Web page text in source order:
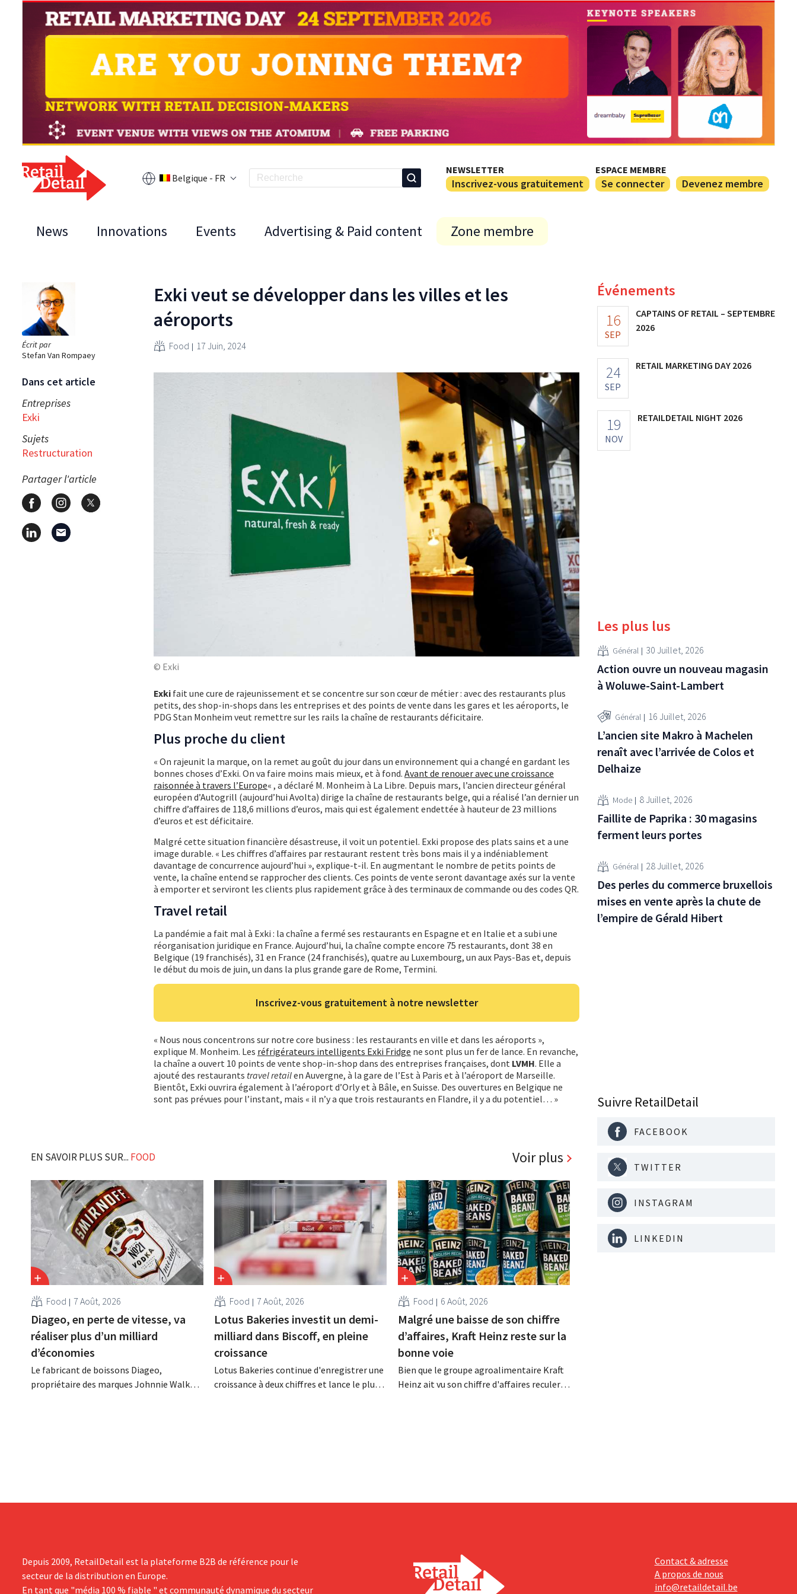
Belgique - FR
NEWSLETTER
Inscrivez-vous gratuitement
ESPACE MEMBRE
Se connecter Devenez membre
News Innovations Events Advertising & Paid content Zone membre
Écrit par
Stefan Van Rompaey
Dans cet article
Entreprises
Exki
Sujets
Restructuration
Partager l'article
Exki veut se développer dans les villes et les
aéroports
Food 17 Juin, 2024
© Exki
Exki fait une cure de rajeunissement et se concentre sur son cœur de métier : avec des restaurants plus
petits, des shop-in-shops dans les entreprises et des points de vente dans les gares et les aéroports, le
PDG Stan Monheim veut remettre sur les rails la chaîne de restaurants déficitaire.
Plus proche du client
« On rajeunit la marque, on la remet au goût du jour dans un environnement qui a changé en gardant les
bonnes choses d’Exki. On va faire moins mais mieux, et à fond. Avant de renouer avec une croissance
raisonnée à travers l’Europe« , a déclaré M. Monheim à La Libre. Depuis mars, l’ancien directeur général
européen d’Autogrill (aujourd’hui Avolta) dirige la chaîne de restaurants belge, qui a réalisé l’an dernier un
chiffre d’affaires de 118,6 millions d’euros, mais qui est également endettée à hauteur de 23 millions
d’euros et est déficitaire.
Malgré cette situation financière désastreuse, il voit un potentiel. Exki propose des plats sains et a une
image durable. « Les chiffres d’affaires par restaurant restent très bons mais il y a indéniablement
davantage de concurrence aujourd’hui », explique-t-il. En augmentant le nombre de petits points de
vente, la chaîne entend se rapprocher des clients. Ces points de vente seront davantage axés sur la vente
à emporter et serviront les clients plus rapidement grâce à des terminaux de commande ou des codes QR.
Travel retail
La pandémie a fait mal à Exki : la chaîne a fermé ses restaurants en Espagne et en Italie et a subi une
réorganisation juridique en France. Aujourd’hui, la chaîne compte encore 75 restaurants, dont 38 en
Belgique (19 franchisés), 31 en France (24 franchisés), quatre au Luxembourg, un aux Pays-Bas et, depuis
le début du mois de juin, un dans la plus grande gare de Rome, Termini.
Inscrivez-vous gratuitement à notre newsletter
« Nous nous concentrons sur notre core business : les restaurants en ville et dans les aéroports »,
explique M. Monheim. Les réfrigérateurs intelligents Exki Fridge ne sont plus un fer de lance. En revanche,
la chaîne a ouvert 10 points de vente shop-in-shop dans des entreprises françaises, dont LVMH. Elle a
ajouté des restaurants travel retailen Auvergne, à la gare de l’Est à Paris et à l’aéroport de Marseille.
Bientôt, Exki ouvrira également à l’aéroport d’Orly et à Bâle, en Suisse. Des ouvertures en Belgique ne
sont pas prévues pour l’instant, mais « il n’y a que trois restaurants en Flandre, il y a du potentiel… »
EN SAVOIR PLUS SUR... FOOD Voir plus
Food 7 Août, 2026
Diageo, en perte de vitesse, va
réaliser plus d’un milliard
d’économies
Le fabricant de boissons Diageo,
propriétaire des marques Johnnie Walker,
Food 7 Août, 2026
Lotus Bakeries investit un demi-
milliard dans Biscoff, en pleine
croissance
Lotus Bakeries continue d'enregistrer une
croissance à deux chiffres et lance le plus
Food 6 Août, 2026
Malgré une baisse de son chiffre
d’affaires, Kraft Heinz reste sur la
bonne voie
Bien que le groupe agroalimentaire Kraft
Heinz ait vu son chiffre d'affaires reculer
Événements
16
SEP
CAPTAINS OF RETAIL – SEPTEMBRE
2026
24
SEP
RETAIL MARKETING DAY 2026
19
NOV
RETAILDETAIL NIGHT 2026
Les plus lus
Général 30 Juillet, 2026
Action ouvre un nouveau magasin
à Woluwe-Saint-Lambert
Général 16 Juillet, 2026
L’ancien site Makro à Machelen
renaît avec l’arrivée de Colos et
Delhaize
Mode 8 Juillet, 2026
Faillite de Paprika : 30 magasins
ferment leurs portes
Général 28 Juillet, 2026
Des perles du commerce bruxellois
mises en vente après la chute de
l’empire de Gérald Hibert
Suivre RetailDetail
FACEBOOK
TWITTER
INSTAGRAM
LINKEDIN
Depuis 2009, RetailDetail est la plateforme B2B de référence pour le
secteur de la distribution en Europe.
En tant que "média 100 % fiable " et communauté dynamique du secteur
Contact & adresse
A propos de nous
info@retaildetail.be